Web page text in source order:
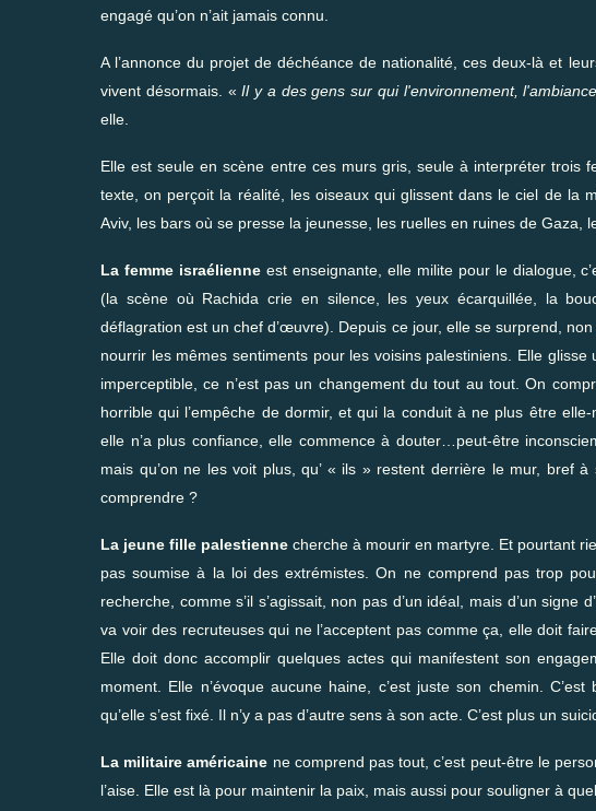
engagé qu’on n’ait jamais connu.
A l’annonce du projet de déchéance de nationalité, ces deux-là et
vivent désormais. «Il y a des gens sur qui l'envi­ron­ne­ment,
elle.
Elle est seule en scène entre ces murs gris, seule à interpréter trois
texte, on perçoit la réalité, les oiseaux qui glissent dans le ciel de la
Aviv, les bars où se presse la jeunesse, les ruelles en ruines de Gaza,
La femme israélienne est enseignante, elle milite pour le dialogue,
(la scène où Rachida crie en silence, les yeux écarquillée, la
déflagration est un chef d’œuvre). Depuis ce jour, elle se surprend,
nourrir les mêmes sentiments pour les voisins palestiniens. Elle glisse
imperceptible, ce n’est pas un changement du tout au tout. On
horrible qui l’empêche de dormir, et qui la conduit à ne plus être
elle n’a plus confiance, elle commence à douter…peut-être
mais qu’on ne les voit plus, qu’ « ils » restent derrière le mur, bref
comprendre ?
La jeune fille palestienne cherche à mourir en martyre. Et pourtant
pas soumise à la loi des extrémistes. On ne comprend pas trop
recherche, comme s’il s’agissait, non pas d’un idéal, mais d’un signe
va voir des recruteuses qui ne l’acceptent pas comme ça, elle doit
Elle doit donc accomplir quelques actes qui manifestent son
moment. Elle n’évoque aucune haine, c’est juste son chemin.
qu’elle s’est fixé. Il n’y a pas d’autre sens à son acte. C’est plus un
La militaire américaine ne comprend pas tout, c’est peut-être le
l’aise. Elle est là pour maintenir la paix, mais aussi pour souligner à